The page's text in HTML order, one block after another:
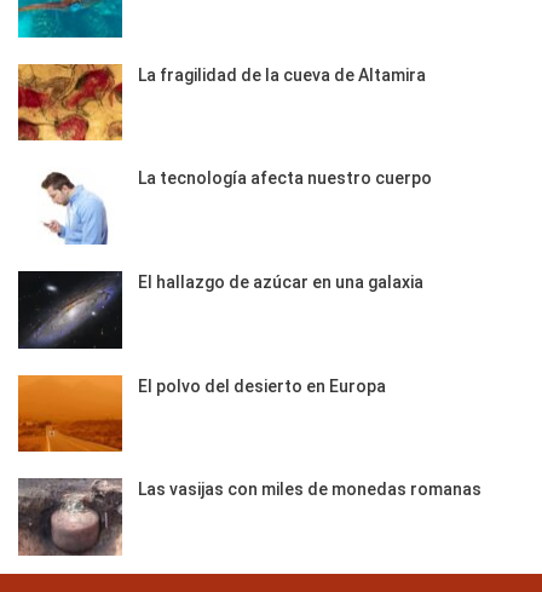
La fragilidad de la cueva de Altamira
La tecnología afecta nuestro cuerpo
El hallazgo de azúcar en una galaxia
El polvo del desierto en Europa
Las vasijas con miles de monedas romanas